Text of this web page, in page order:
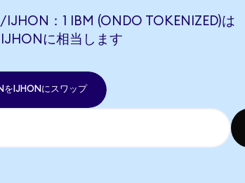
IJHON：1 IBM (ONDO TOKENIZED)は
に相当します
をIJHONにスワップ